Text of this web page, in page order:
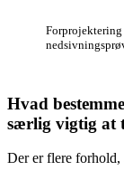
Forprojektering
Hvad
særlig vigtig at
Der er flere